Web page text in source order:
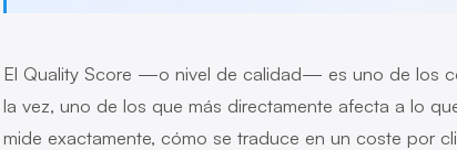
El Quality Score —o nivel de calidad— es uno de los
la vez, uno de los que más directamente afecta a lo
mide exactamente, cómo se traduce en un coste por